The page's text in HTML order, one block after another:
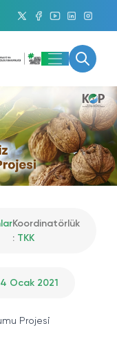
Koordinatörlük
: TKK
Ocak 2021
Projesi